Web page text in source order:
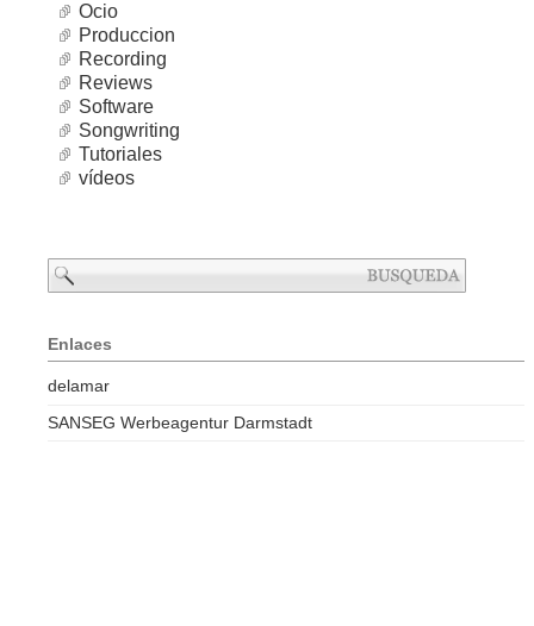
Ocio
Produccion
Recording
Reviews
Software
Songwriting
Tutoriales
vídeos
Enlaces
delamar
SANSEG Werbeagentur Darmstadt